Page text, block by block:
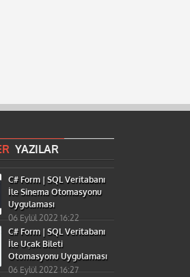
YAZILAR
C# Form | SQL Veritabanı
İle Sinema Otomasyonu
Uygulaması
06 Eylül 2022 16:22
C# Form | SQL Veritabanı
İle Uçak Bileti
Otomasyonu Uygulaması
06 Eylül 2022 16:27